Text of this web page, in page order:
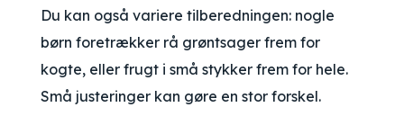
Du kan også variere tilberedningen: nogle
børn foretrækker rå grøntsager frem for
kogte, eller frugt i små stykker frem for hele.
Små justeringer kan gøre en stor forskel.